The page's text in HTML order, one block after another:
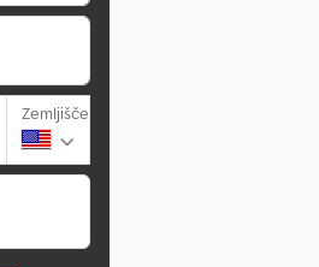
Zemljišče